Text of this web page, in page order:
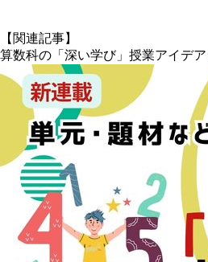
【関連記事】
算数科の「深い学び」授業アイデア